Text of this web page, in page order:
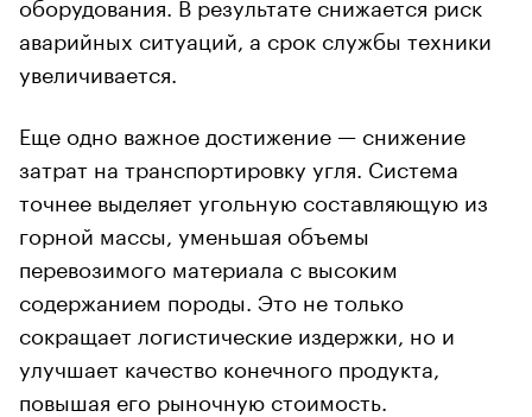
аварийных ситуаций, а срок службы техники
увеличивается.
Еще одно важное достижение — снижение
затрат на транспортировку угля. Система
точнее выделяет угольную составляющую из
горной массы, уменьшая объемы
перевозимого материала с высоким
содержанием породы. Это не только
сокращает логистические издержки, но и
улучшает качество конечного продукта,
повышая его рыночную стоимость.